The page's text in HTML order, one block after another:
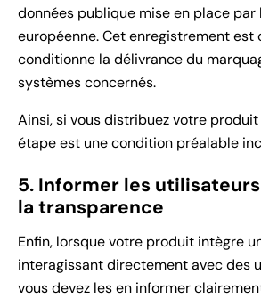
données publique mise en place par
européenne. Cet enregistrement est
conditionne la délivrance du
systèmes concernés.
Ainsi, si vous distribuez votre produit
étape est une condition préalable
5. Informer les
la transparence
Enfin, lorsque votre produit intègre
interagissant directement avec des
vous devez les en informer